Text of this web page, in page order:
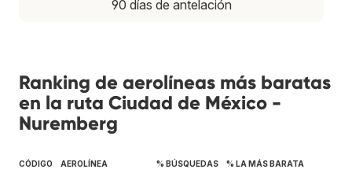
90 días de antelación
Ranking de aerolíneas más baratas
en la ruta Ciudad de México -
Nuremberg
CÓDIGO AEROLÍNEA % BÚSQUEDAS % LA MÁS BARATA